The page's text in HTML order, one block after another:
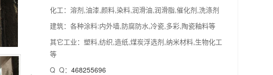
化工：溶剂,油漆,颜料,染料,润滑油,润滑脂,催化剂,洗涤剂
建筑：各种涂料:内外墙,防腐防水,冷瓷,多彩,陶瓷釉料等
其它工业：塑料,纺织,造纸,煤炭浮选剂,纳米材料,生物化工
等
Q Q： 468255696